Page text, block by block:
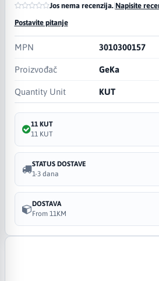
Jos nema recenzija.|Napisite
Postavite pitanje
MPN 3010300157
Proizvođač GeKa
Quantity Unit KUT
11 KUT
11 KUT
STATUS DOSTAVE
1-3 dana
DOSTAVA
From 11KM